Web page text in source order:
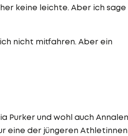
keine leichte. Aber ich sage
nicht mitfahren. Aber ein
Purker und wohl auch
eine der jüngeren